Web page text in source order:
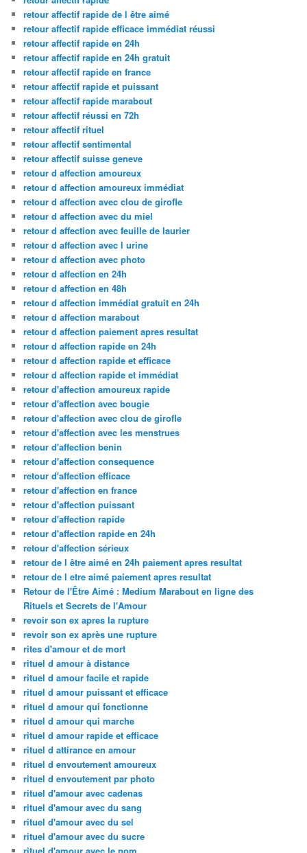
retour affectif rapide de l être aimé
retour affectif rapide efficace immédiat réussi
retour affectif rapide en 24h
retour affectif rapide en 24h gratuit
retour affectif rapide en france
retour affectif rapide et puissant
retour affectif rapide marabout
retour affectif réussi en 72h
retour affectif rituel
retour affectif sentimental
retour affectif suisse geneve
retour d affection amoureux
retour d affection amoureux immédiat
retour d affection avec clou de girofle
retour d affection avec du miel
retour d affection avec feuille de laurier
retour d affection avec l urine
retour d affection avec photo
retour d affection en 24h
retour d affection en 48h
retour d affection immédiat gratuit en 24h
retour d affection marabout
retour d affection paiement apres resultat
retour d affection rapide en 24h
retour d affection rapide et efficace
retour d affection rapide et immédiat
retour d'affection amoureux rapide
retour d'affection avec bougie
retour d'affection avec clou de girofle
retour d'affection avec les menstrues
retour d'affection benin
retour d'affection consequence
retour d'affection efficace
retour d'affection en france
retour d'affection puissant
retour d'affection rapide
retour d'affection rapide en 24h
retour d'affection sérieux
retour de l être aimé en 24h paiement apres resultat
retour de l etre aimé paiement apres resultat
Retour de l'Être Aimé : Medium Marabout en ligne des
Rituels et Secrets de l'Amour
revoir son ex apres la rupture
revoir son ex après une rupture
rites d'amour et de mort
rituel d amour à distance
rituel d amour facile et rapide
rituel d amour puissant et efficace
rituel d amour qui fonctionne
rituel d amour qui marche
rituel d amour rapide et efficace
rituel d attirance en amour
rituel d envoutement amoureux
rituel d envoutement par photo
rituel d'amour avec cadenas
rituel d'amour avec du sang
rituel d'amour avec du sel
rituel d'amour avec du sucre